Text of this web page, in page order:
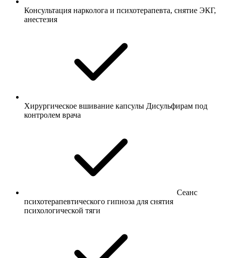
Консультация нарколога и психотерапевта, снятие ЭКГ,
анестезия
Хирургическое вшивание капсулы Дисульфирам под
контролем врача
Сеанс
психотерапевтического гипноза для снятия
психологической тяги